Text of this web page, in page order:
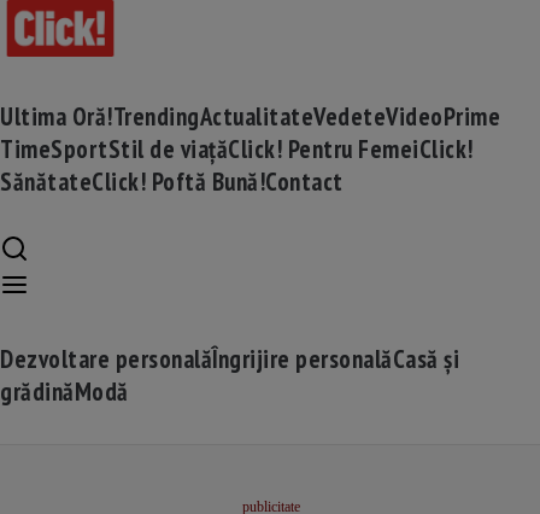
Ultima Oră!TrendingActualitateVedeteVideoPrime
TimeSportStil de viațăClick! Pentru FemeiClick!
SănătateClick! Poftă Bună!Contact
Dezvoltare personalăÎngrijire personalăCasă și
grădinăModă